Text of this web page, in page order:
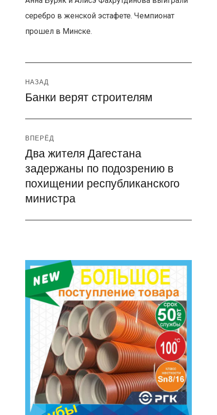
серебро в женской эстафете. Чемпионат
прошел в Минске.
Навигация
по
записям
НАЗАД
Предыдущая
Банки верят строителям
ВПЕРЁД
Следующая
запись:
Два жителя Дагестана
задержаны по подозрению в
похищении республиканского
министра